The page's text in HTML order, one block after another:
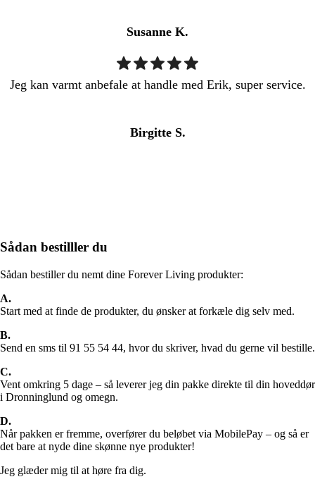
Susanne K.
Jeg kan varmt anbefale at handle med Erik, super service.
Birgitte S.
Sådan bestilller du
Sådan bestiller du nemt dine Forever Living produkter:
A.
Start med at finde de produkter, du ønsker at forkæle dig selv med.
B.
Send en sms til 91 55 54 44, hvor du skriver, hvad du gerne vil bestille.
C.
Vent omkring 5 dage – så leverer jeg din pakke direkte til din hoveddør
i Dronninglund og omegn.
D.
Når pakken er fremme, overfører du beløbet via MobilePay – og så er
det bare at nyde dine skønne nye produkter!
Jeg glæder mig til at høre fra dig.